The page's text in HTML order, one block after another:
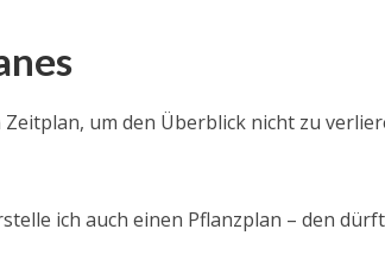
um den Überblick nicht zu
ich auch einen Pflanzplan – den